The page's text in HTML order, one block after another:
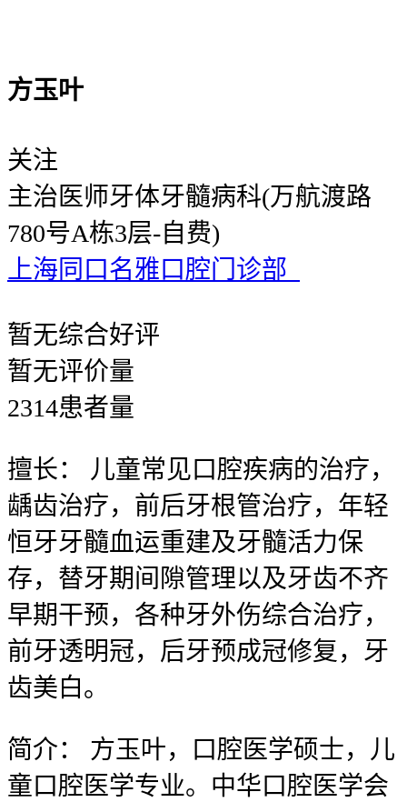
方玉叶
关注
主治医师牙体牙髓病科(万航渡路
780号A栋3层-自费)
上海同口名雅口腔门诊部
暂无综合好评
暂无评价量
2314患者量
擅长：
儿童常见口腔疾病的治疗，
龋齿治疗，前后牙根管治疗，年轻
恒牙牙髓血运重建及牙髓活力保
存，替牙期间隙管理以及牙齿不齐
早期干预，各种牙外伤综合治疗，
前牙透明冠，后牙预成冠修复，牙
齿美白。
简介：
方玉叶，口腔医学硕士，儿
童口腔医学专业。中华口腔医学会